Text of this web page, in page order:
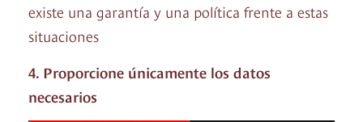
existe una garantía y una política frente a estas
situaciones
4. Proporcione únicamente los datos
necesarios